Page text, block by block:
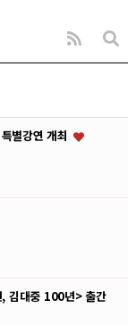
별강연 개최
김대중 100년> 출간